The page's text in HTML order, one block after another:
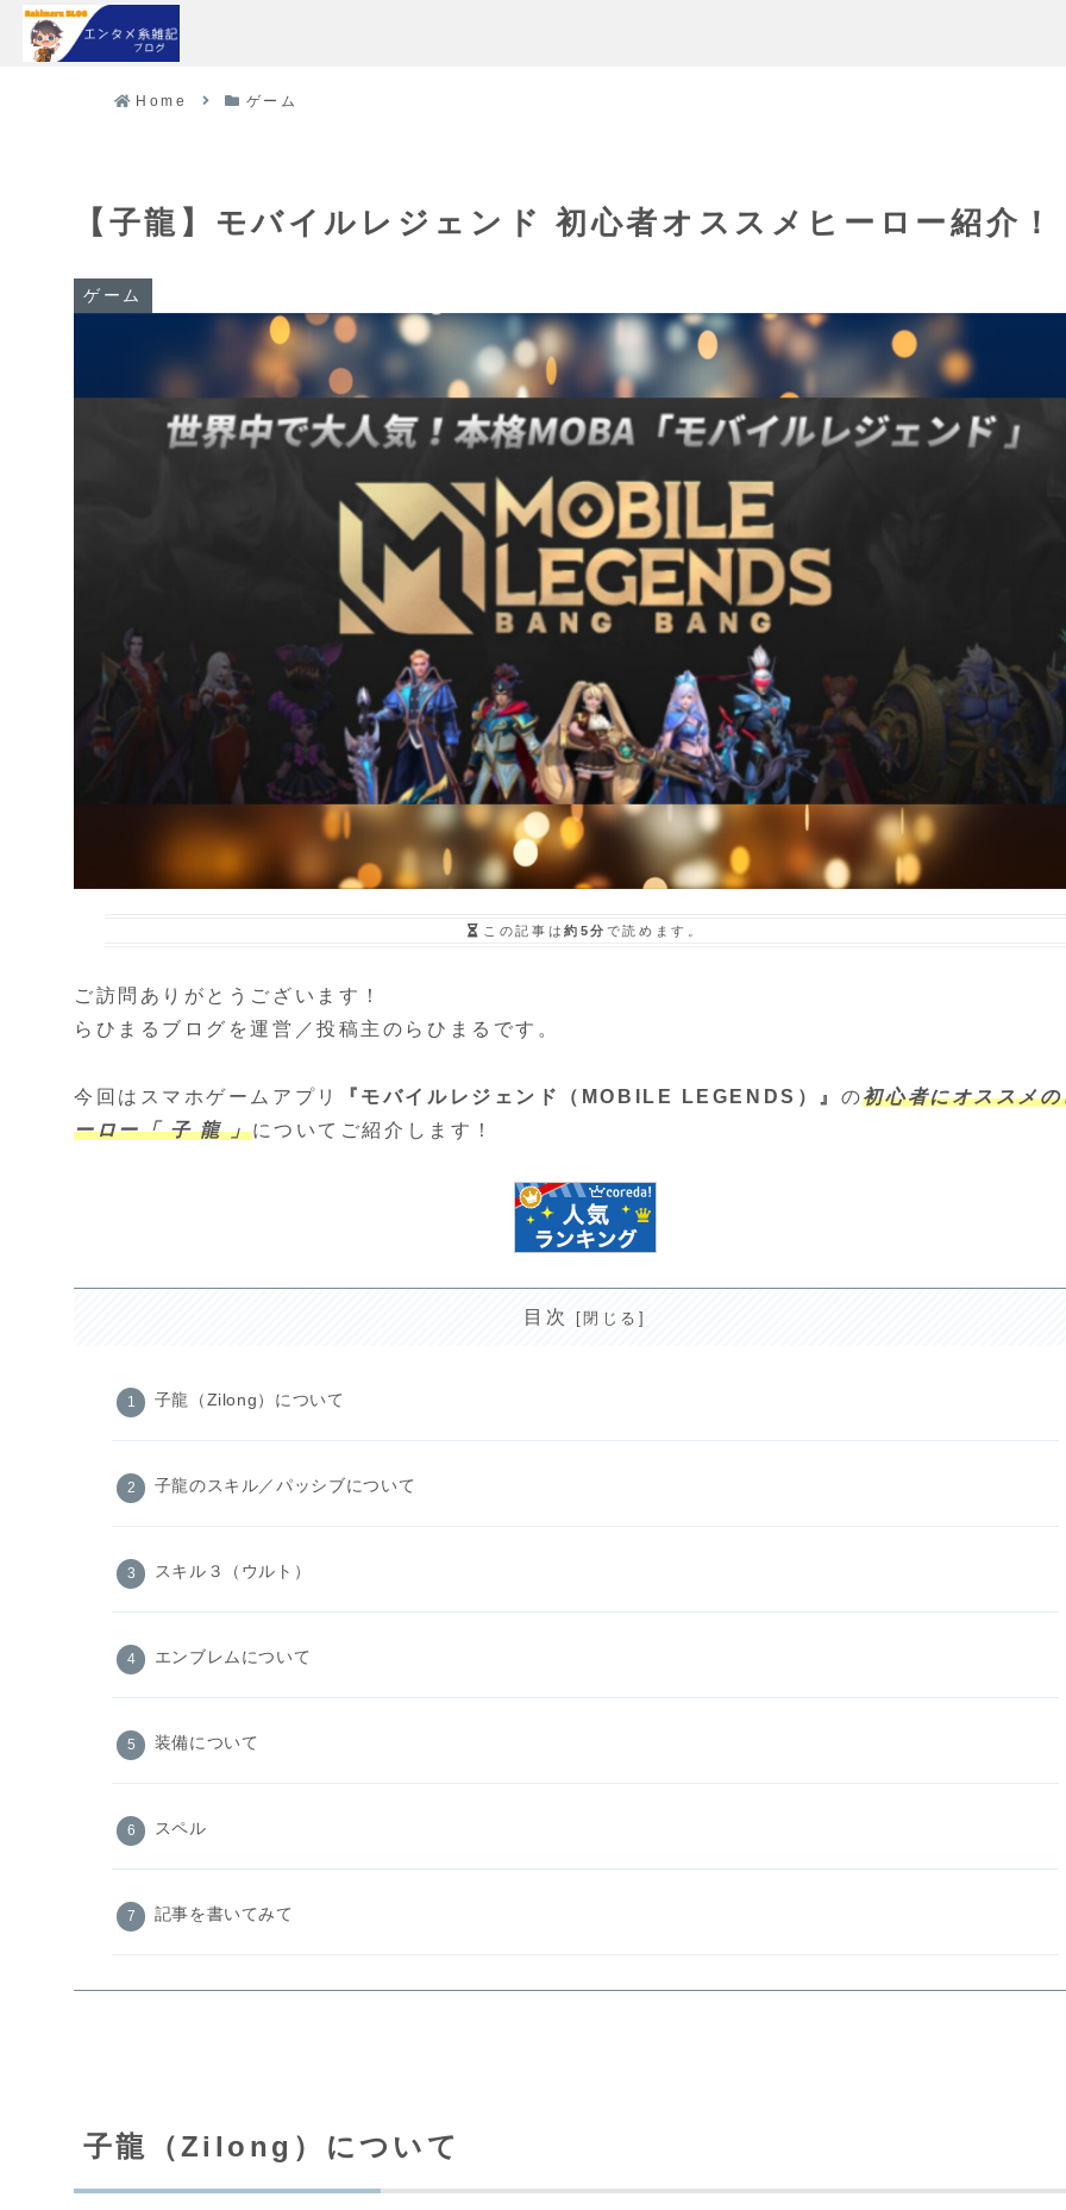
Home ゲーム
【子龍】モバイルレジェンド 初心者オススメヒーロー紹介！
ゲーム
この記事は約5分 で読めます。
ご訪問ありがとうございます！
らひまるブログを運営／投稿主のらひまるです。
今回はスマホゲームアプリ 『モバイルレジェンド（MOBILE LEGENDS）』 の初心者にオススメの
ーロー「 子 龍 」についてご紹介します！
目次
子龍（Zilong）について
子龍のスキル／パッシブについて
スキル３（ウルト）
エンブレムについて
装備について
スペル
記事を書いてみて
子龍（Zilong）について